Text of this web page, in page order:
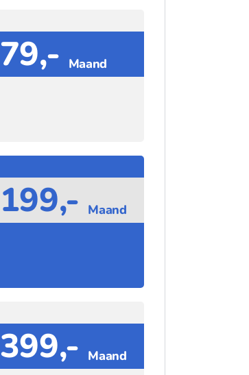
79,- Maand
199,- Maand
399,- Maand